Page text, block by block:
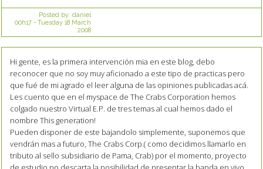
Posted by: daniel
00h17- Tuesday 18 March
2008
Hi gente, es la primera intervención mia en este blog, debo
reconocer que no soy muy aficionado a este tipo de practicas pero
que fué de mi agrado el leer alguna de las opiniones publicadas acá.
Les cuento que en el myspace de The Crabs Corporation hemos
colgado nuestro Virtual E.P. de tres temas al cual hemos dado el
nombre This generation!
Pueden disponer de este bajandolo simplemente, suponemos que
vendrán mas a futuro, The Crabs Corp.( como decidimos llamarlo en
tributo al sello subsidiario de Pama, Crab) por el momento, proyecto